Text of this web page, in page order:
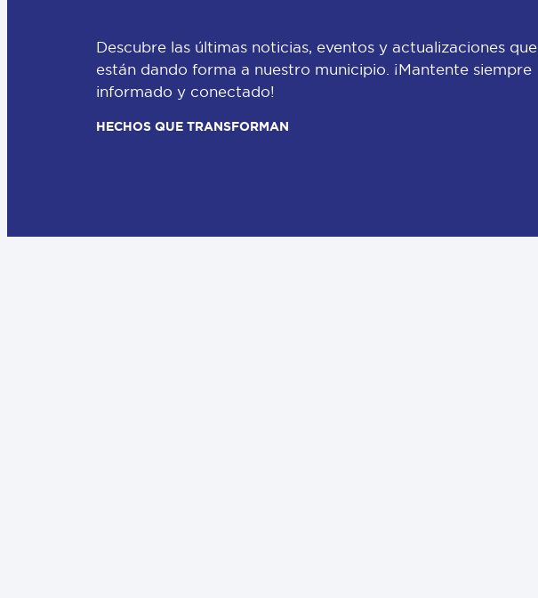
Descubre las últimas noticias, eventos y actualizaciones que
están dando forma a nuestro municipio. ¡Mantente siempre
informado y conectado!
HECHOS QUE TRANSFORMAN